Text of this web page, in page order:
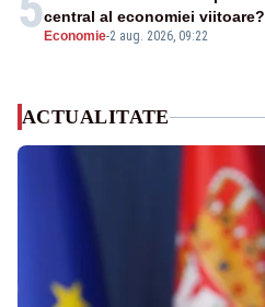
Economie-2 aug. 2026, 09:22
central al economiei viitoare?
ACTUALITATE